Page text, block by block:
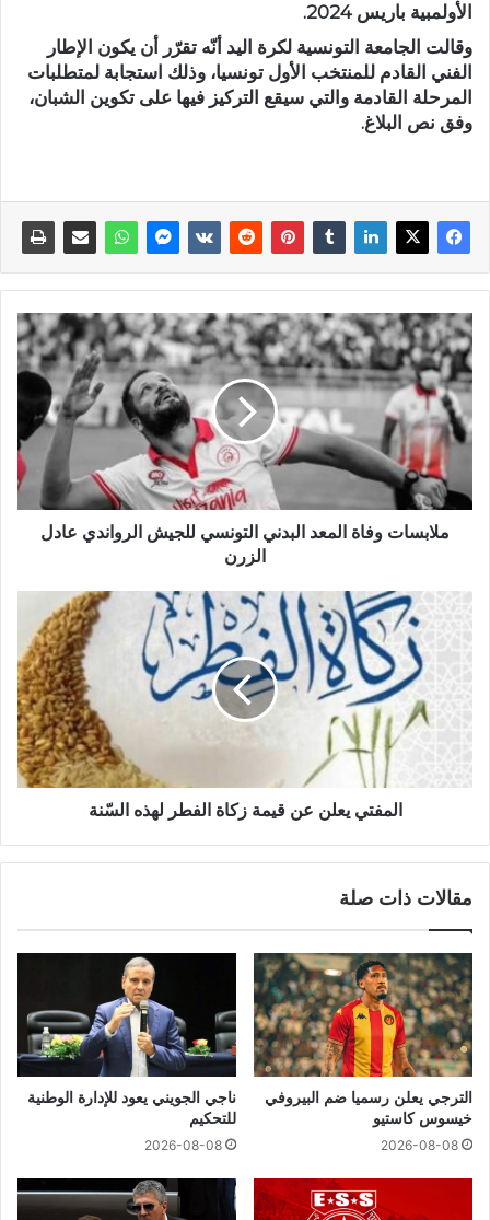
الأولمبية باريس 2024.
وقالت الجامعة التونسية لكرة اليد أنّه تقرّر أن يكون الإطار
الفني القادم للمنتخب الأول تونسيا، وذلك استجابة لمتطلبات
المرحلة القادمة والتي سيقع التركيز فيها على تكوين الشبان،
وفق نص البلاغ.
ملابسات وفاة المعد البدني التونسي للجيش الرواندي عادل
الزرن
المفتي يعلن عن قيمة زكاة الفطر لهذه السّنة
مقالات ذات صلة
الترجي يعلن رسميا ضم البيروفي
خيسوس كاستيو
2026-08-08
ناجي الجويني يعود للإدارة الوطنية
للتحكيم
2026-08-08